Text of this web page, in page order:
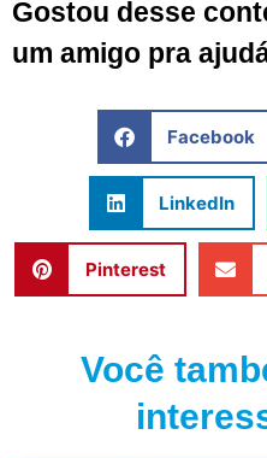
Gostou desse
um amigo pra
Facebook
LinkedIn
Pinterest
Você